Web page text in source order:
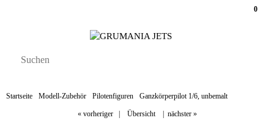
0
Startseite Modell-Zubehör Pilotenfiguren Ganzkörperpilot 1/6, unbemalt
« vorheriger| Übersicht| nächster »